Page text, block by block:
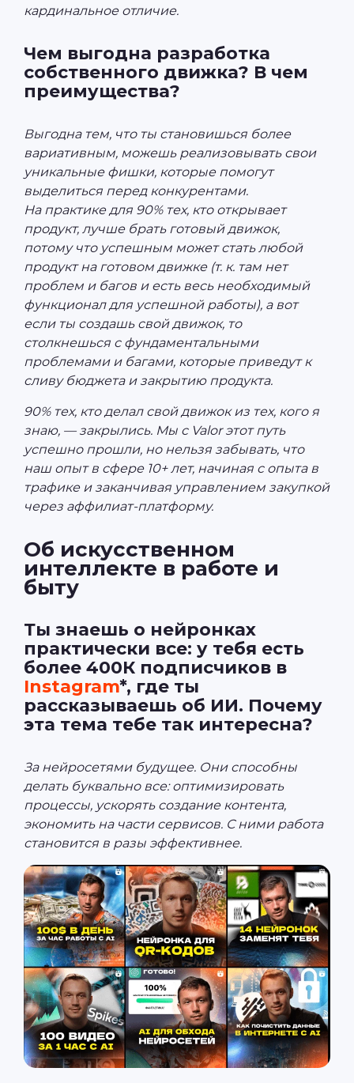
кардинальное отличие.
Чем выгодна разработка
собственного движка? В чем
преимущества?
Выгодна тем, что ты становишься более
вариативным, можешь реализовывать свои
уникальные фишки, которые помогут
выделиться перед конкурентами.
На практике для 90% тех, кто открывает
продукт, лучше брать готовый движок,
потому что успешным может стать любой
продукт на готовом движке (т. к. там нет
проблем и багов и есть весь необходимый
функционал для успешной работы), а вот
если ты создашь свой движок, то
столкнешься с фундаментальными
проблемами и багами, которые приведут к
сливу бюджета и закрытию продукта.
90% тех, кто делал свой движок из тех, кого я
знаю, — закрылись. Мы с Valor этот путь
успешно прошли, но нельзя забывать, что
наш опыт в сфере 10+ лет, начиная с опыта в
трафике и заканчивая управлением закупкой
через аффилиат-платформу.
Об искусственном
интеллекте в работе и
быту
Ты знаешь о нейронках
практически все: у тебя есть
более 400К подписчиков в
Instagram*, где ты
рассказываешь об ИИ. Почему
эта тема тебе так интересна?
За нейросетями будущее. Они способны
делать буквально все: оптимизировать
процессы, ускорять создание контента,
экономить на части сервисов. С ними работа
становится в разы эффективнее.